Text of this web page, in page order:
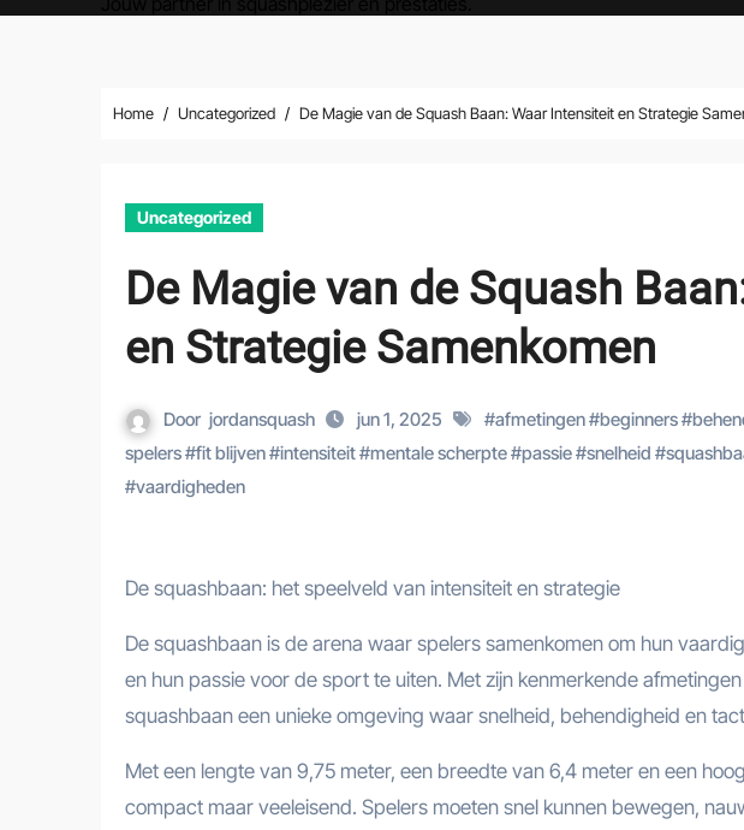
Home Uncategorized De Magie van de Squash Baan: Waar Intensiteit en Strategie
Uncategorized
De Magie van de Squash
en Strategie Samenkomen
Door jordansquash jun 1, 2025 #afmetingen#beginners#
spelers#fit blijven#intensiteit#mentale scherpte#passie#snelheid #
#vaardigheden
De squashbaan: het speelveld van intensiteit en strategie
De squashbaan is de arena waar spelers samenkomen om hun
en hun passie voor de sport te uiten. Met zijn kenmerkende
squashbaan een unieke omgeving waar snelheid, behendigheid en
Met een lengte van 9,75 meter, een breedte van 6,4 meter en een
compact maar veeleisend. Spelers moeten snel kunnen bewegen,